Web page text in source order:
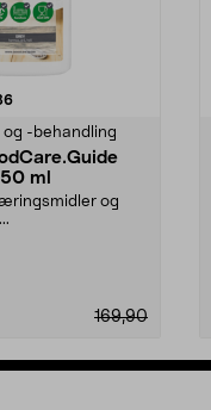
anmeldelser
og -behandling
ml
og
169,90
5 stjerner